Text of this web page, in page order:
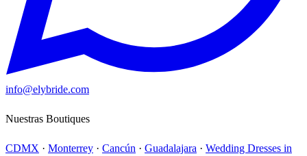
info@elybride.com
Nuestras Boutiques
CDMX · Monterrey · Cancún · Guadalajara · Wedding Dresses in